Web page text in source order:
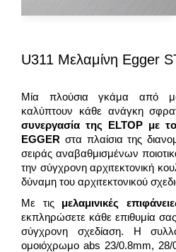
U311 Μελαμίνη Egger
Μία πλούσια γκάμα από
καλύπτουν κάθε ανάγκη
συνεργασία της ELTOP με
EGGER στα πλαίσια της
σειράς αναβαθμισμένων
την σύγχρονη αρχιτεκτονική
δύναμη του αρχιτεκτονικού
Με τις μελαμινικές
εκπληρώσετε κάθε επιθυμία
σύγχρονη σχεδίαση. Η
ομοιόχρωμο abs 23/0.8mm, 28/